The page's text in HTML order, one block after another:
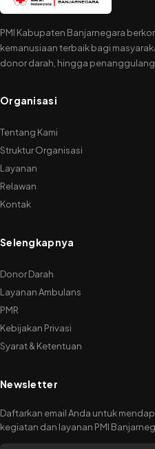
KORBAN
MLAYA
PMI Kabupaten Banjarnegara
kemanusiaan terbaik bagi
donor darah, hingga
Organisasi
Tentang Kami
Struktur Organisasi
Layanan
Relawan
Kontak
Selengkapnya
Donor Darah
Layanan Ambulans
PMR
Kebijakan Privasi
Syarat & Ketentuan
Newsletter
Daftarkan email Anda untuk
kegiatan dan layanan PMI